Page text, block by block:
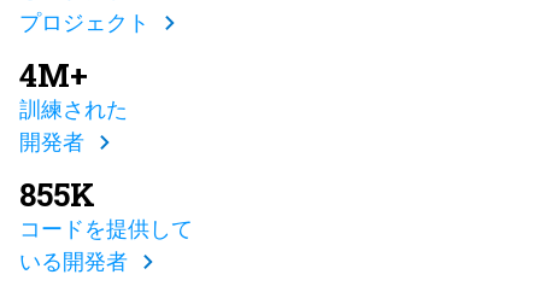
プロジェクト
4M+
訓練された
開発者
855K
コードを提供して
いる開発者